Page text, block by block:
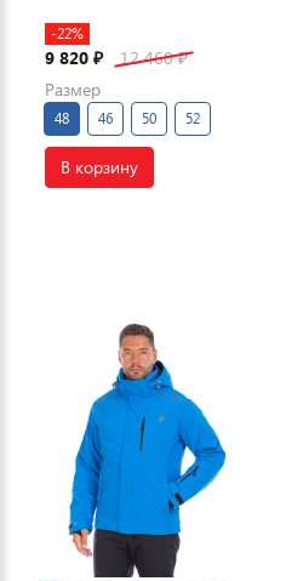
-22%
9 820 ₽ 12 460₽
Размер
48 46 50 52
В корзину